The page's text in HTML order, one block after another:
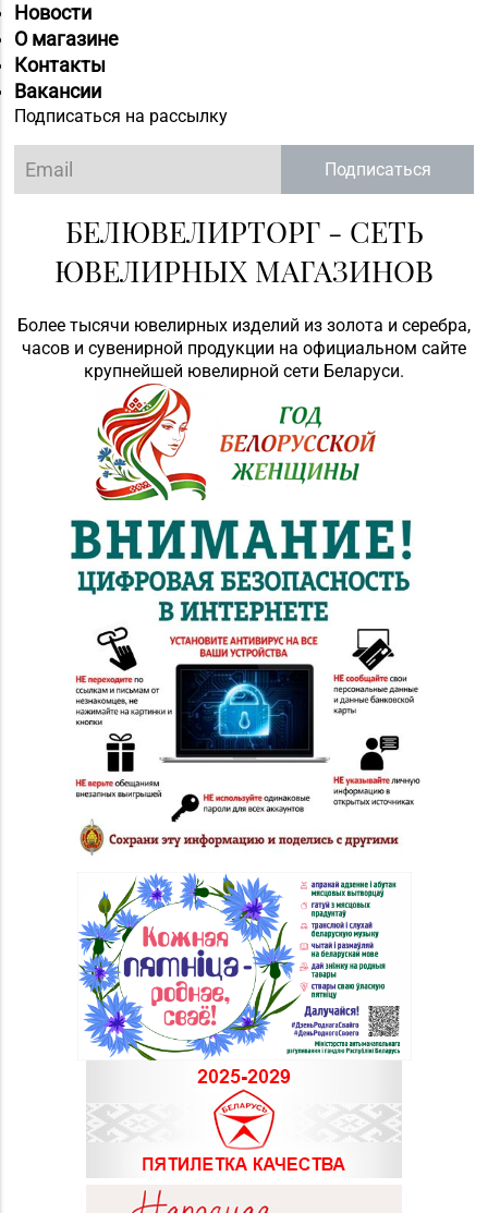
Новости
О магазине
Контакты
Вакансии
Подписаться на рассылку
Подписаться
БЕЛЮВЕЛИРТОРГ - СЕТЬ
ЮВЕЛИРНЫХ МАГАЗИНОВ
Более тысячи ювелирных изделий из золота и серебра,
часов и сувенирной продукции на официальном сайте
крупнейшей ювелирной сети Беларуси.